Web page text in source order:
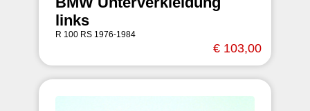
links
R 100 RS 1976-1984
€ 103,00